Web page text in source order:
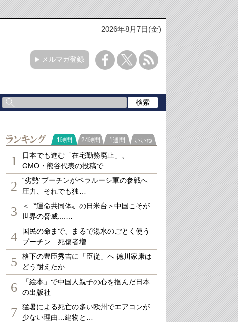
2026年8月7日(金)
メルマガ登録
ランキング
1時間 24時間 1週間 いいね
1
日本でも進む「在宅勤務廃止」、
GMO・熊谷代表の投稿で…
2
“劣勢”プーチンがベラルーシ軍の参戦へ
圧力、それでも独…
3
＜〝運命共同体〟の日米台＞中国こそが
世界の脅威....…
4
国民の命まで、まるで湯水のごとく使う
プーチン…死傷者増…
5
格下の豊臣秀吉に「臣従」へ 徳川家康は
どう耐えたか
6
「絵本」で中国人親子の心を掴んだ日本
の出版社
7
猛暑による死亡の多い欧州でエアコンが
少ない理由…建物と…